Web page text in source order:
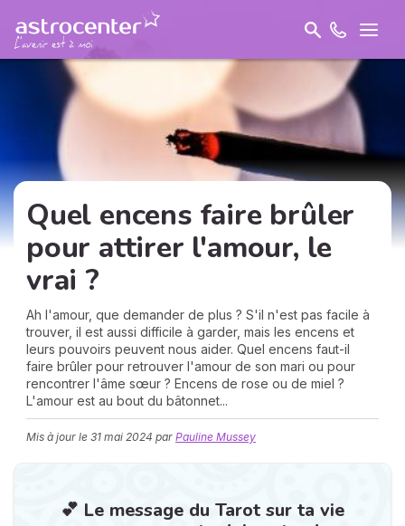
Quel encens faire brûler
pour attirer l'amour, le
vrai ?
Ah l'amour, que demander de plus ? S'il n'est pas facile à
trouver, il est aussi difficile à garder, mais les encens et
leurs pouvoirs peuvent nous aider. Quel encens faut-il
faire brûler pour retrouver l'amour de son mari ou pour
rencontrer l'âme sœur ? Encens de rose ou de miel ?
L'amour est au bout du bâtonnet...
Mis à jour le 31 mai 2024 par Pauline Mussey
💕 Le message du Tarot sur ta vie